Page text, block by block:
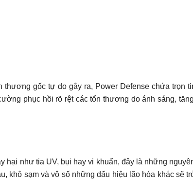
gốc tự do gây ra, Power Defense chứa trọn
phục hồi rõ rệt các tổn thương do ánh sáng,
như tia UV, bụi hay vi khuẩn, đây là những
khô sạm và vô số những dấu hiệu lão hóa khác sẽ